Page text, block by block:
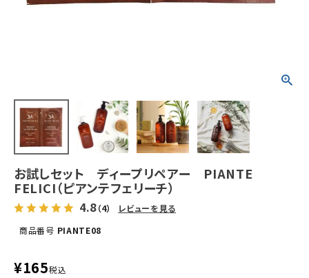
お試しセット ディープリペアー PIANTE
FELICI（ピアンテフェリーチ）
4.8（4）
レビューを見る
商品番号 PIANTE08
¥165税込